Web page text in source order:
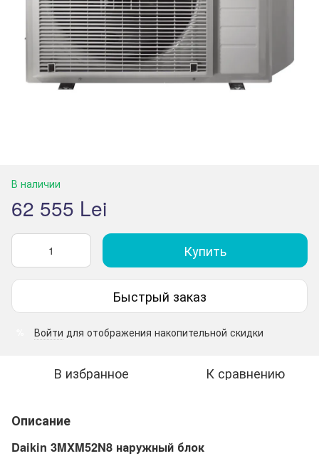
В наличии
62 555 Lei
Купить
Быстрый заказ
Войти для отображения накопительной скидки
В избранное К сравнению
Описание
Daikin 3MXM52N8 наружный блок